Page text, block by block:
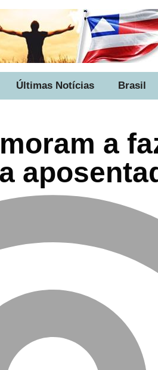
Últimas Notícias Brasil
a